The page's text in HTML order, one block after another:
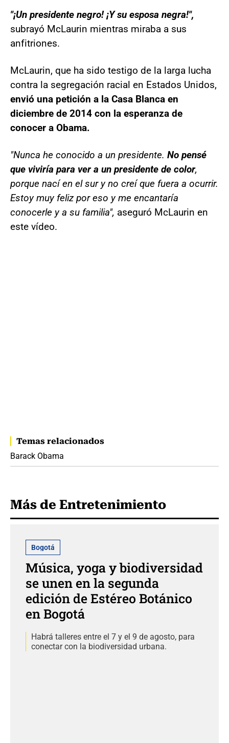
"¡Un presidente negro! ¡Y su esposa negra!",
subrayó McLaurin mientras miraba a sus
anfitriones.
McLaurin, que ha sido testigo de la larga lucha
contra la segregación racial en Estados Unidos,
envió una petición a la Casa Blanca en
diciembre de 2014 con la esperanza de
conocer a Obama.
"Nunca he conocido a un presidente. No pensé
que viviría para ver a un presidente de color,
porque nací en el sur y no creí que fuera a ocurrir.
Estoy muy feliz por eso y me encantaría
conocerle y a su familia", aseguró McLaurin en
este vídeo.
Temas relacionados
Barack Obama
Más de Entretenimiento
Bogotá
Música, yoga y biodiversidad
se unen en la segunda
edición de Estéreo Botánico
en Bogotá
Habrá talleres entre el 7 y el 9 de agosto, para
conectar con la biodiversidad urbana.